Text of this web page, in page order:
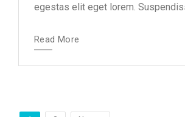
egestas elit eget lorem.
Read More